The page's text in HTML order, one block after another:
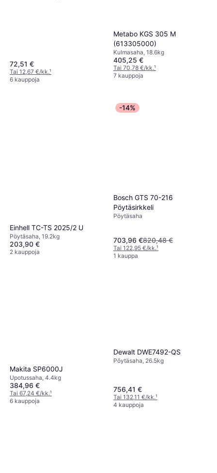
72,51 €
Tai 12,67 €/kk.¹
6 kauppoja
Metabo KGS 305 M
(613305000)
Kulmasaha, 18.6kg
405,25 €
Tai 70,78 €/kk.¹
7 kauppoja
Einhell TC-TS 2025/2 U
Pöytäsaha, 19.2kg
203,90 €
2 kauppoja
-14%
Bosch GTS 70-216
Pöytäsirkkeli
Pöytäsaha
703,96 €820,48 €
Tai 122,95 €/kk.¹
1 kauppa
Makita SP6000J
Upotussaha, 4.4kg
384,96 €
Tai 67,24 €/kk.¹
6 kauppoja
Dewalt DWE7492-QS
Pöytäsaha, 26.5kg
756,41 €
Tai 132,11 €/kk.¹
4 kauppoja